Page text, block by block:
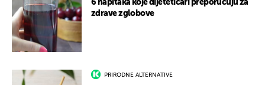
6 napitaka koje dijetetičari preporučuju za
zdrave zglobove
PRIRODNE ALTERNATIVE